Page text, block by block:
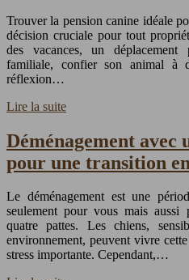
Trouver la pension canine idéale
décision cruciale pour tout
des vacances, un
familiale, confier son animal à
réflexion…
Lire la suite
Déménagement avec
pour une transition
Le déménagement est une
seulement pour vous mais
quatre pattes. Les chiens,
environnement, peuvent vivre
stress importante. Cependant,…